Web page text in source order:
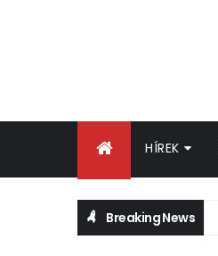
HÍREK
Breaking News